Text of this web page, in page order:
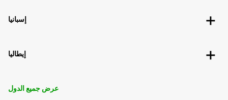
إسبانيا
إيطاليا
عرض جميع الدول